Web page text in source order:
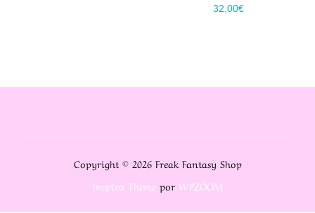
32,00€
Copyright © 2026 Freak Fantasy Shop
Inspiro Themepor WPZOOM